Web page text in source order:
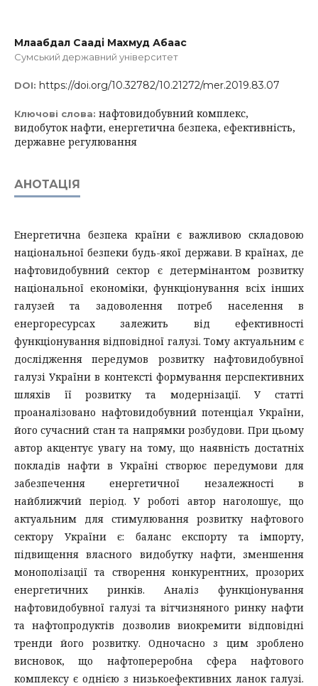
Млаабдал Сааді Махмуд Абаас
Сумський державний університет
DOI: https://doi.org/10.32782/10.21272/mer.2019.83.07
Ключові слова: нафтовидобувний комплекс,
видобуток нафти, енергетична безпека, ефективність,
державне регулювання
АНОТАЦІЯ
Енергетична безпека країни є важливою складовою
національної безпеки будь-якої держави. В країнах, де
нафтовидобувний сектор є детермінантом розвитку
національної економіки, функціонування всіх інших
галузей та задоволення потреб населення в
енергоресурсах залежить від ефективності
функціонування відповідної галузі. Тому актуальним є
дослідження передумов розвитку нафтовидобувної
галузі України в контексті формування перспективних
шляхів її розвитку та модернізації. У статті
проаналізовано нафтовидобувний потенціал України,
його сучасний стан та напрямки розбудови. При цьому
автор акцентує увагу на тому, що наявність достатніх
покладів нафти в Україні створює передумови для
забезпечення енергетичної незалежності в
найближчий період. У роботі автор наголошує, що
актуальним для стимулювання розвитку нафтового
сектору України є: баланс експорту та імпорту,
підвищення власного видобутку нафти, зменшення
монополізації та створення конкурентних, прозорих
енергетичних ринків. Аналіз функціонування
нафтовидобувної галузі та вітчизняного ринку нафти
та нафтопродуктів дозволив виокремити відповідні
тренди його розвитку. Одночасно з цим зроблено
висновок, що нафтопереробна сфера нафтового
комплексу є однією з низькоефективних ланок галузі.